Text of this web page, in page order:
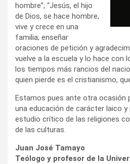
hombre”; “Jesús, el hijo
de Dios, se hace hombre,
vive y crece en una
familia; enseñar
oraciones de petición y
vuelve a la escuela y lo hace con
los tiempos más rancios del
quien pierde es el cristianismo,
Estamos pues ante otra ocasión
una educación de carácter laico y
estudio crítico de las religiones
de las culturas.
Juan José Tamayo
Teólogo y profesor de la